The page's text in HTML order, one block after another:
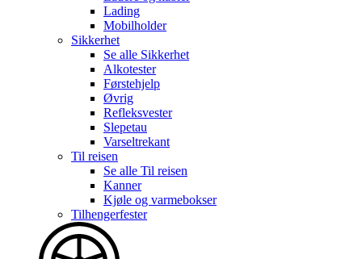
Lading
Mobilholder
Sikkerhet
Se alle Sikkerhet
Alkotester
Førstehjelp
Øvrig
Refleksvester
Slepetau
Varseltrekant
Til reisen
Se alle Til reisen
Kanner
Kjøle og varmebokser
Tilhengerfester